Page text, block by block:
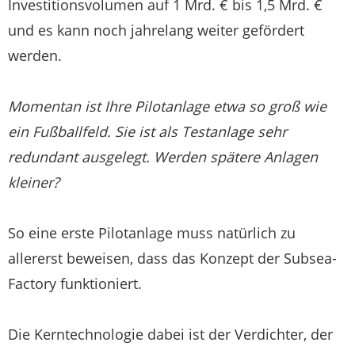
Investitionsvolumen auf 1 Mrd. € bis 1,5 Mrd. €
und es kann noch jahrelang weiter gefördert
werden.
Momentan ist Ihre Pilotanlage etwa so groß wie
ein Fußballfeld. Sie ist als Testanlage sehr
redundant ausgelegt. Werden spätere Anlagen
kleiner?
So eine erste Pilotanlage muss natürlich zu
allererst beweisen, dass das Konzept der Subsea-
Factory funktioniert.
Die Kerntechnologie dabei ist der Verdichter, der